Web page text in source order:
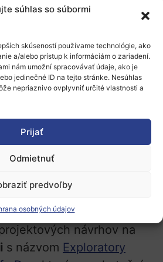
súhlas so súbormi
skúseností používame technológie, ako
a/alebo prístup k informáciám o zariadení.
nám umožní spracovávať údaje, ako je
jedinečné ID na tejto stránke. Nesúhlas
nepriaznivo ovplyvniť určité vlastnosti a
Prijať
Odmietnuť
predvoľby
osobných údajov
priemyselné projekty a
na urýchlenie inovačných
výskumného a
Digitálne európske
širokého spektra
zameraných na
udržateľnejšie riadenie
v Európe. Na výskum je
Európa.
3 predstaví výzvu
návrhov na
s názvom Exploratory